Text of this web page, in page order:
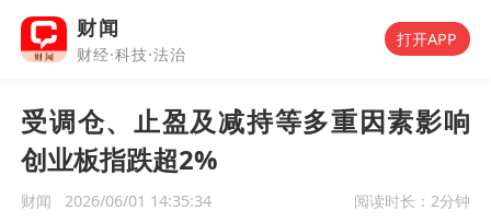
财闻
财经·科技·法治
打开APP
受调仓、止盈及减持等多重因素影响
创业板指跌超2%
财闻 2026/06/01 14:35:34 阅读时长： 2分钟